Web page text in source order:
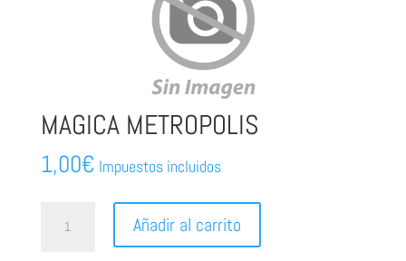
MAGICA METROPOLIS
1,00€ Impuestos incluidos
METROPOLIS
Añadir al carrito